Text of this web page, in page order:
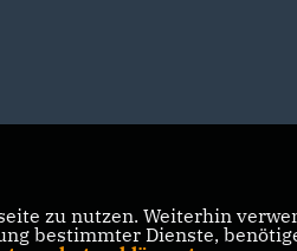
zu nutzen. Weiterhin
bestimmter Dienste,